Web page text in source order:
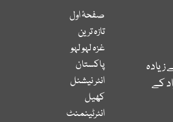
کے
صفحۂ اول
تازہ ترین
غزہ لہو لہو
پاکستان
انٹر نیشنل
کھیل
انٹرٹینمنٹ